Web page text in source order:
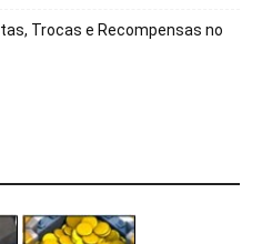
Trocas e Recompensas no